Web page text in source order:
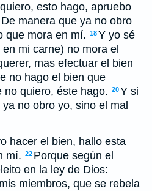
esto hago, apruebo
De manera que ya no obro
que mora en mí. 18Y yo sé
mi carne) no mora el
mas efectuar el bien
no hago el bien que
no quiero, éste hago. 20Y si
no obro yo, sino el mal
hacer el bien, hallo esta
mí. 22 Porque según el
en la ley de Dios:
miembros, que se rebela